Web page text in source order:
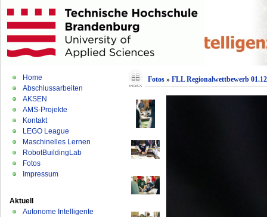
Home
Abschlussarbeiten
AKSEN
AMS-Projekte
Kontakt
LEGO League
Maschinelles Lernen
RobotBuildingLab
Fotos
Impressum
Aktuell
Autonome Intelligente
Fotos» FLL Regionalwettbewerb